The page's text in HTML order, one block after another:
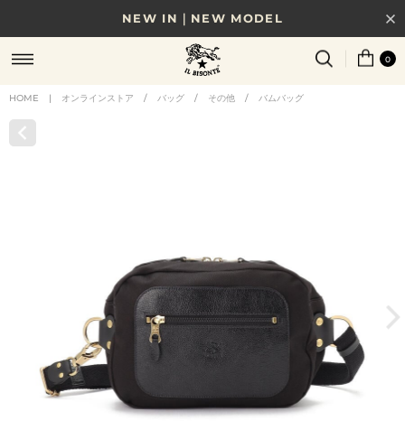
NEW IN｜NEW MODEL
8/17(月)10時まで｜税込11,000円以上で送料無料
贈る相手やシーンから選べる、新しいギフトガイド
0
HOME | オンラインストア / バッグ / その他 / バムバッグ